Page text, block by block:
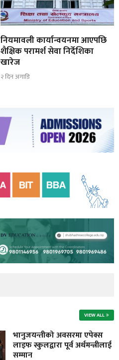
नियमावली कार्यान्वयनमा आएपछि
शैक्षिक परामर्श सेवा निर्देशिका
खारेज
२ दिन अगाडि
VIEW ALL
भानुजयन्तीको अवसरमा एपेक्स
लाइफ स्कुलद्वारा पूर्व अर्थमन्त्रीलाई
सम्मान